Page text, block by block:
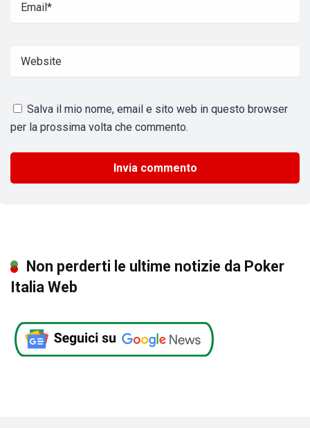
Salva il mio nome, email e sito web in questo browser
per la prossima volta che commento.
Non perderti le ultime notizie da Poker
Italia Web